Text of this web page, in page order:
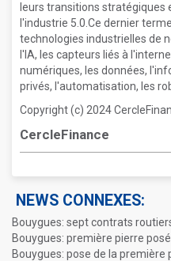
leurs transitions stratégiques
l'industrie 5.0.Ce dernier
technologies industrielles de
l'IA, les capteurs liés à
numériques, les données,
privés, l'automatisation, les
Copyright (c) 2024
CercleFinance
NEWS CONNEXES:
Bouygues: sept contrats
Bouygues: première pierre
Bouygues: pose de la première